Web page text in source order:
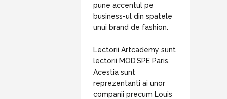
pune accentul pe
business-ul din spatele
unui brand de fashion.
Lectorii Artcademy sunt
lectorii MOD’SPE Paris.
Acestia sunt
reprezentanti ai unor
companii precum Louis